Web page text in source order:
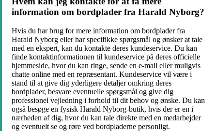
information om bordplader fra Harald Nyborg?
Hvis du har brug for mere information om bordplader fra
Harald Nyborg eller har specifikke spørgsmål og ønsker at tale
med en ekspert, kan du kontakte deres kundeservice. Du kan
finde kontaktinformationen til kundeservice på deres officielle
hjemmeside, hvor du kan ringe, sende en e-mail eller muligvis
chatte online med en repræsentant. Kundeservice vil være i
stand til at give dig yderligere detaljer omkring deres
bordplader, besvare eventuelle spørgsmål og give dig
professionel vejledning i forhold til dit behov og ønske. Du kan
også besøge en fysisk Harald Nyborg-butik, hvis der er en i
nærheden af dig, hvor du kan tale direkte med en medarbejder
og eventuelt se og røre ved bordpladerne personligt.